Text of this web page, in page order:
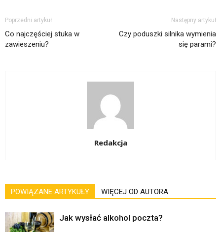
Poprzedni artykuł
Co najczęściej stuka w
zawieszeniu?
Następny artykuł
Czy poduszki silnika wymienia
się parami?
Redakcja
POWIĄZANE ARTYKUŁY WIĘCEJ OD AUTORA
Jak wysłać alkohol poczta?